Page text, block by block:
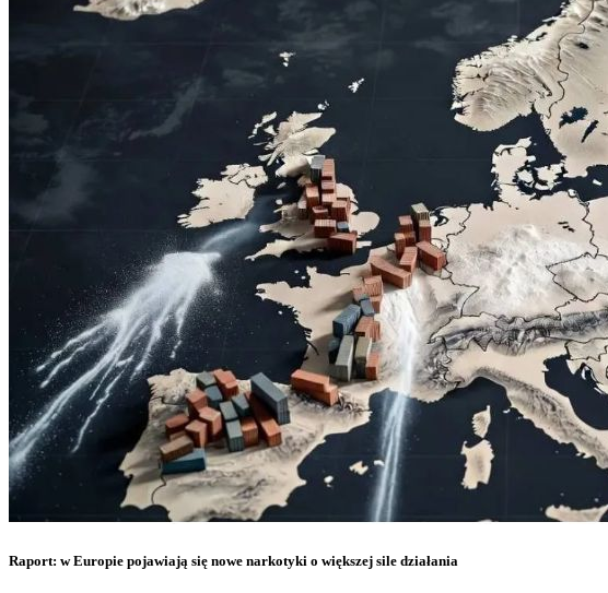
Raport: w Europie pojawiają się nowe narkotyki o większej sile działania